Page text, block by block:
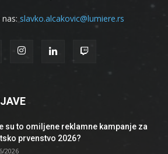
slavko.alcakovic@lumiere.rs
su to omiljene reklamne kampanje za
prvenstvo 2026?
2026